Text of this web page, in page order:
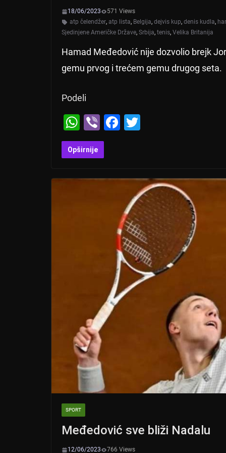
18/06/2023
571 Views
atp čelendžer, atp lista, Belgija, dejvis kup, denis kudla,
Sjedinjene Američke Države, Srbija, tenis, Velika Britanija
Hamad Međedović nije dozvolio brejk
gemu prvog i trećem gemu drugog seta.
Podeli
W
h
at
Vi
b
er
F
o
o
k
Opširnije
SPORT
Međedović sve bliži Nadalu
12/06/2023
766 Views